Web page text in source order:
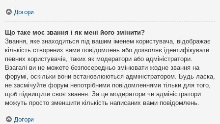
Догори
Що таке моє звання і як мені його змінити?
Звання, яке знаходиться під вашим іменем користувача, відображає
кількість створених вами повідомлень або дозволяє ідентифікувати
певних користувачів, таких як модератори або адміністратори.
Взагалі ви не можете безпосередньо змінювати жодне звання на
форумі, оскільки вони встановлюються адміністратором. Будь ласка,
не засмічуйте форум непотрібними повідомленнями тільки для того,
щоб підвищити своє звання. За це модератори чи адміністратори
можуть просто зменшити кількість написаних вами повідомлень.
Догори